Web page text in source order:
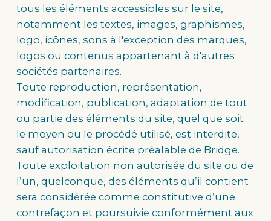
tous les éléments accessibles sur le site,
notamment les textes, images, graphismes,
logo, icônes, sons à l'exception des marques,
logos ou contenus appartenant à d'autres
sociétés partenaires.
Toute reproduction, représentation,
modification, publication, adaptation de tout
ou partie des éléments du site, quel que soit
le moyen ou le procédé utilisé, est interdite,
sauf autorisation écrite préalable de Bridge.
Toute exploitation non autorisée du site ou de
l’un, quelconque, des éléments qu’il contient
sera considérée comme constitutive d’une
contrefaçon et poursuivie conformément aux